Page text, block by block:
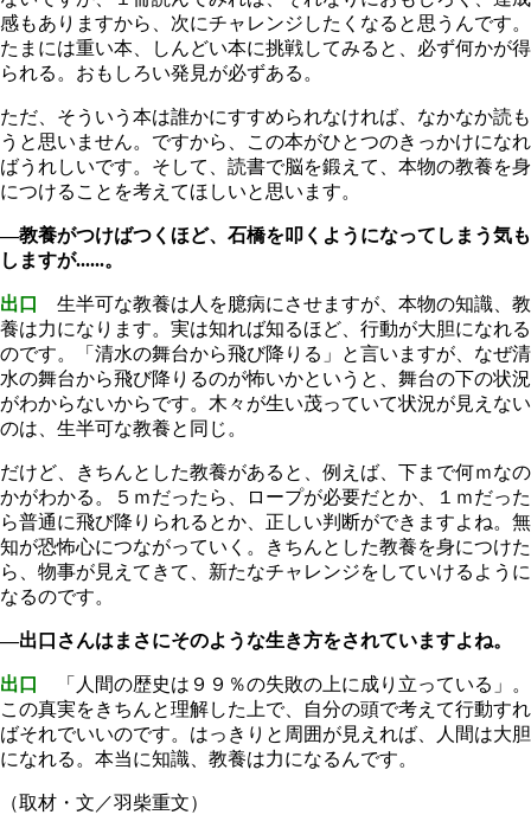
感もありますから、次にチャレンジしたくなると思うんです。
たまには重い本、しんどい本に挑戦してみると、必ず何かが得
られる。おもしろい発見が必ずある。
ただ、そういう本は誰かにすすめられなければ、なかなか読も
うと思いません。ですから、この本がひとつのきっかけになれ
ばうれしいです。そして、読書で脳を鍛えて、本物の教養を身
につけることを考えてほしいと思います。
―教養がつけばつくほど、石橋を叩くようになってしまう気も
しますが......。
出口
生半可な教養は人を臆病にさせますが、本物の知識、教
養は力になります。実は知れば知るほど、行動が大胆になれる
のです。「清水の舞台から飛び降りる」と言いますが、なぜ清
水の舞台から飛び降りるのが怖いかというと、舞台の下の状況
がわからないからです。木々が生い茂っていて状況が見えない
のは、生半可な教養と同じ。
だけど、きちんとした教養があると、例えば、下まで何ｍなの
かがわかる。５ｍだったら、ロープが必要だとか、１ｍだった
ら普通に飛び降りられるとか、正しい判断ができますよね。無
知が恐怖心につながっていく。きちんとした教養を身につけた
ら、物事が見えてきて、新たなチャレンジをしていけるように
なるのです。
―出口さんはまさにそのような生き方をされていますよね。
出口
「人間の歴史は９９％の失敗の上に成り立っている」。
この真実をきちんと理解した上で、自分の頭で考えて行動すれ
ばそれでいいのです。はっきりと周囲が見えれば、人間は大胆
になれる。本当に知識、教養は力になるんです。
（取材・文／羽柴重文）